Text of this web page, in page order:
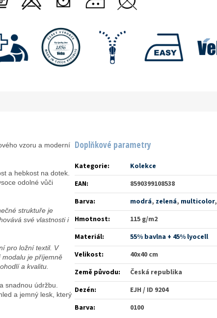
vzoru a moderní
a hebkost na dotek.
odolné vůči
struktuře je
své vlastnosti i
pro ložní textil. V
modalu je příjemně
a kvalitu.
snadnou údržbu.
a jemný lesk, který
Doplňkové parametry
Kategorie:
Kolekce
EAN:
8590399108538
Barva: modrá, zelená, multicolor,
Hmotnost:
115 g/m2
Materiál:
55% bavlna + 45% lyocell
Velikost:
40x40 cm
Země původu:
Česká republika
Dezén:
EJH / ID 9204
Barva: 0100